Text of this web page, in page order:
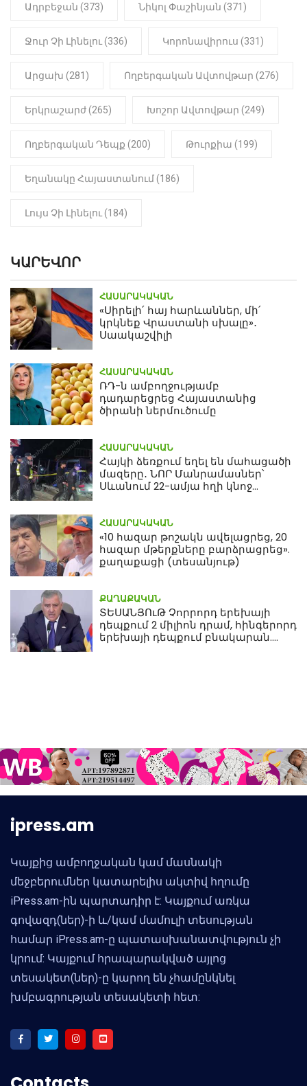
մանկապղծության համար
մարմինը
Ադրբեջան (373) Նիկոլ Փաշինյան (371)
Ջուր Չի Լինելու (336) Կորոնավիրուս (331)
Արցախ (281) Ողբերգական Ավտովթար (276)
Երկրաշարժ (265) Խոշոր Ավտովթար (249)
Ողբերգական Դեպք (200) Թուրքիա (199)
Եղանակը Հայաստանում (186)
Լույս Չի Լինելու (184)
ԿԱՐԵՎՈՐ
ՀԱՍԱՐԱԿԱԿԱՆ
«Սիրելի՛ հայ հարևաններ, մի՛
կրկնեք Վրաստանի սխալը»․
Սաակաշվիլի
ՀԱՍԱՐԱԿԱԿԱՆ
ՌԴ-ն ամբողջությամբ
դադարեցրեց Հայաստանից
ծիրանի ներմուծումը
ՀԱՍԱՐԱԿԱԿԱՆ
Հայկի ձեռքում եղել են մահացածի
մազերը․ ՆՈՐ Մանրամասներ՝
Սևանում 22-ամյա հղի կնոջ
ՀԱՍԱՐԱԿԱԿԱՆ
«10 հազար թոշակն ավելացրեց, 20
հազար մթերքները բարձրացրեց».
քաղաքացի (տեսանյութ)
ՔԱՂԱՔԱԿԱՆ
ՏԵՍԱՆՅՈւԹ Չորրորդ երեխայի
դեպքում 2 միլիոն դրամ, հինգերորդ
երեխայի դեպքում բնակարան.
ipress.am
Կայքից ամբողջական կամ մասնակի
մեջբերումներ կատարելիս ակտիվ հղումը
iPress.am-ին պարտադիր է: Կայքում առկա
գովազդ(ներ)-ի և/կամ մամուլի տեսության
համար iPress.am-ը պատասխանատվություն չի
կրում: Կայքում հրապարակված այլոց
տեսակետ(ներ)-ը կարող են չհամընկնել
խմբագրության տեսակետի հետ: